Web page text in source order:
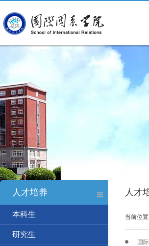
人才培养 人才
本科生
研究生
当前位置
国